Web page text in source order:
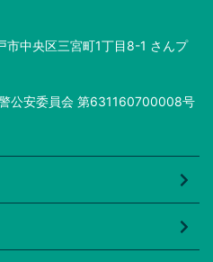
中央区三宮町1丁目8-1 さんプ
公安委員会 第631160700008号